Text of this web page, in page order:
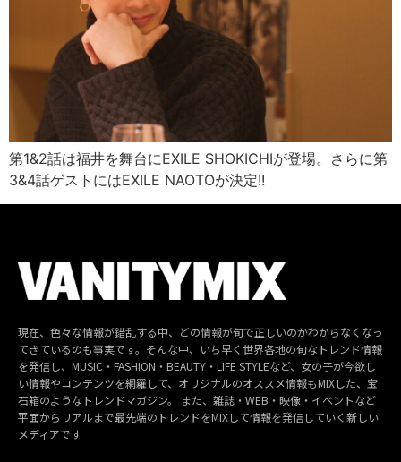
第1&2話は福井を舞台にEXILE SHOKICHIが登場。さらに第
3&4話ゲストにはEXILE NAOTOが決定!!
現在、色々な情報が錯乱する中、どの情報が旬で正しいのかわからなくなっ
てきているのも事実です。そんな中、いち早く世界各地の旬なトレンド情報
を発信し、MUSIC・FASHION・BEAUTY・LIFE STYLEなど、女の子が今欲し
い情報やコンテンツを網羅して、オリジナルのオススメ情報もMIXした、宝
石箱のようなトレンドマガジン。 また、雑誌・WEB・映像・イベントなど
平面からリアルまで最先端のトレンドをMIXして情報を発信していく新しい
メディアです